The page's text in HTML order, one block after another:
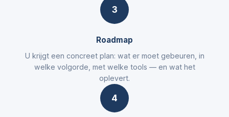
3
Roadmap
U krijgt een concreet plan: wat er moet gebeuren, in
welke volgorde, met welke tools — en wat het
oplevert.
4